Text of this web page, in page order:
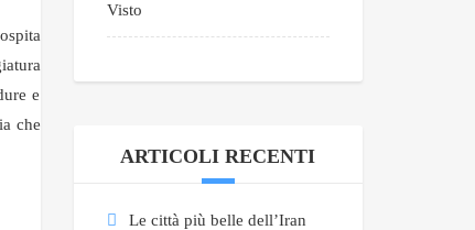
e
che
Visto
ARTICOLI RECENTI
Le città più belle dell’Iran